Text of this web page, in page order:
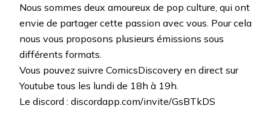
Nous sommes deux amoureux de pop culture, qui ont
envie de partager cette passion avec vous. Pour cela
nous vous proposons plusieurs émissions sous
différents formats.
Vous pouvez suivre ComicsDiscovery en direct sur
Youtube tous les lundi de 18h à 19h.
Le discord : discordapp.com/invite/GsBTkDS